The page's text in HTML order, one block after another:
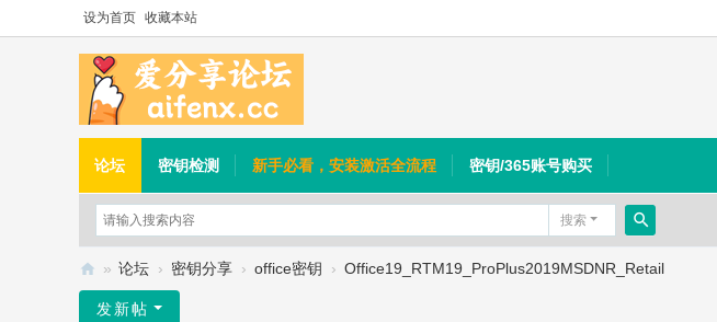
设为首页 收藏本站
论坛 密钥检测 新手必看，安装激活全流程 密钥/365账号购买
搜索
搜
» 论坛 › 密钥分享 › office密钥 › Office19_RTM19_ProPlus2019MSDNR_Retail
发新帖